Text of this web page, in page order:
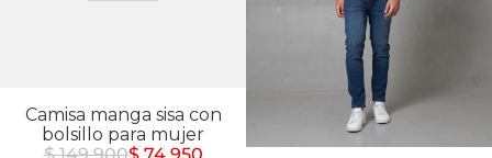
Camisa manga sisa con
bolsillo para mujer